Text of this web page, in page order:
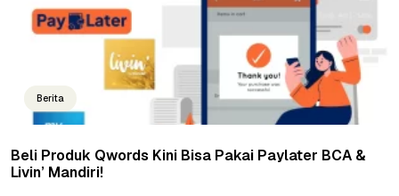
Berita
Beli Produk Qwords Kini Bisa Pakai Paylater BCA &
Livin’ Mandiri!